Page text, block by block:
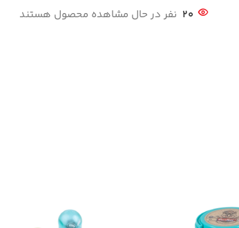
20 نفر در حال مشاهده محصول هستند